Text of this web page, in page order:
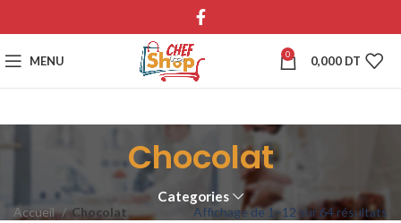
MENU 0 0,000 DT
Chocolat
Categories
Accueil Chocolat Affichage de 1–12 sur 64 résultats